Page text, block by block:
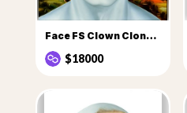
Face FS Clown Clone Crown1 I Need Better Evidence Than The Ghost To Work With
$18000